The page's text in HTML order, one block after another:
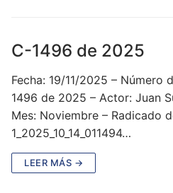
C-1496 de 2025
Fecha: 19/11/2025 – Número
1496 de 2025 – Actor: Juan
Mes: Noviembre – Radicado
1_2025_10_14_011494…
LEER MÁS →